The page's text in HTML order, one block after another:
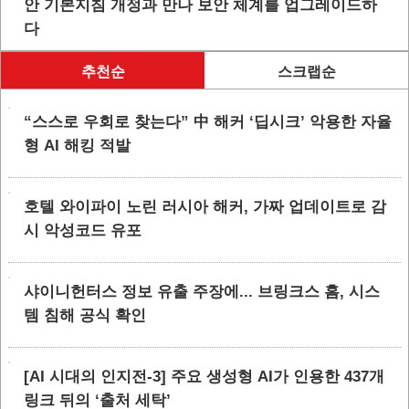
안 기본지침 개정과 만나 보안 체계를 업그레이드하
다
추천순 스크랩순
“스스로 우회로 찾는다” 中 해커 ‘딥시크’ 악용한 자율
형 AI 해킹 적발
호텔 와이파이 노린 러시아 해커, 가짜 업데이트로 감
시 악성코드 유포
샤이니헌터스 정보 유출 주장에... 브링크스 홈, 시스
템 침해 공식 확인
[AI 시대의 인지전-3] 주요 생성형 AI가 인용한 437개
링크 뒤의 ‘출처 세탁’